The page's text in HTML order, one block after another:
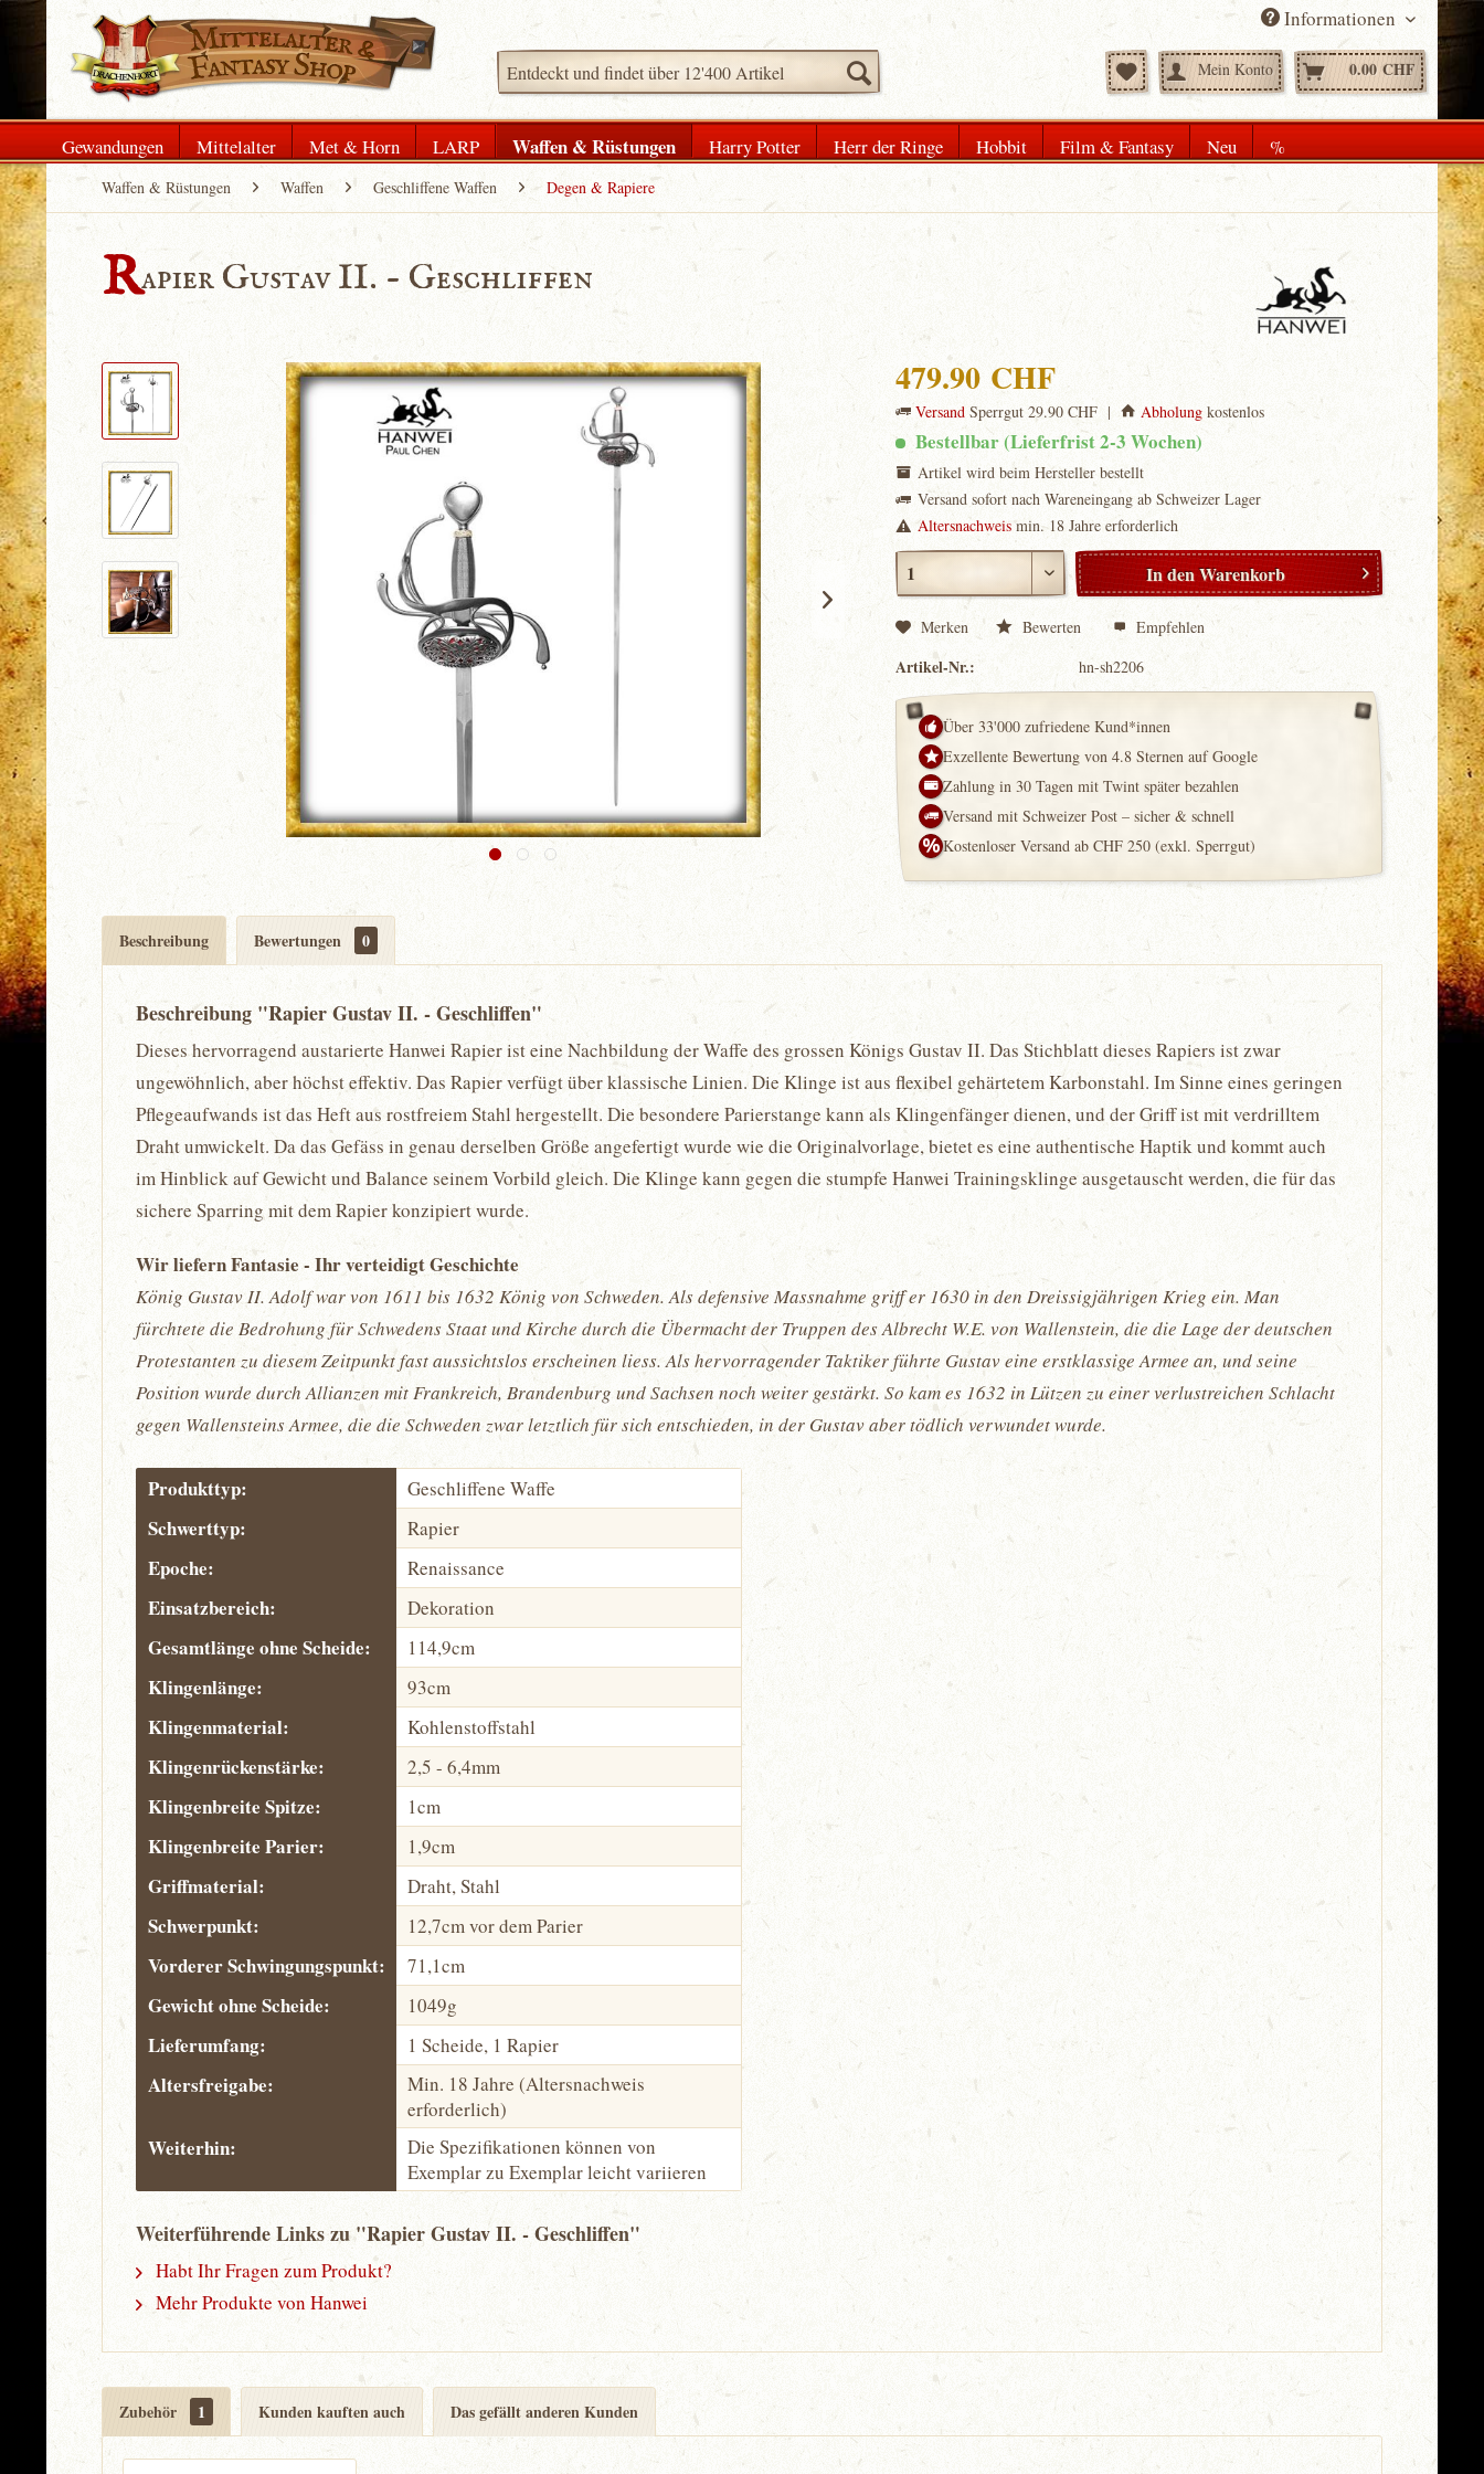
Informationen
Mein Konto 0.00 CHF
Gewandungen Mittelalter Met & Horn LARP Waffen & Rüstungen Harry Potter Herr der Ringe Hobbit Film & Fantasy Neu %
Waffen & Rüstungen Waffen Geschliffene Waffen Degen & Rapiere
Rapier Gustav II. - Geschliffen
479.90 CHF
Versand Sperrgut 29.90 CHF | Abholung kostenlos
Bestellbar (Lieferfrist 2-3 Wochen)
Artikel wird beim Hersteller bestellt
Versand sofort nach Wareneingang ab Schweizer Lager
Altersnachweis min. 18 Jahre erforderlich
In denWarenkorb
Merken Bewerten Empfehlen
Artikel-Nr.: hn-sh2206
Über 33'000 zufriedene Kund*innen
Exzellente Bewertung von 4.8 Sternen auf Google
Zahlung in 30 Tagen mit Twint später bezahlen
Versand mit Schweizer Post – sicher & schnell
Kostenloser Versand ab CHF 250 (exkl. Sperrgut)
Beschreibung Bewertungen 0
Beschreibung "Rapier Gustav II. - Geschliffen"
Dieses hervorragend austarierte Hanwei Rapier ist eine Nachbildung der Waffe des grossen Königs Gustav II. Das Stichblatt dieses Rapiers ist zwar
ungewöhnlich, aber höchst effektiv. Das Rapier verfügt über klassische Linien. Die Klinge ist aus flexibel gehärtetem Karbonstahl. Im Sinne eines geringen
Pflegeaufwands ist das Heft aus rostfreiem Stahl hergestellt. Die besondere Parierstange kann als Klingenfänger dienen, und der Griff ist mit verdrilltem
Draht umwickelt. Da das Gefäss in genau derselben Größe angefertigt wurde wie die Originalvorlage, bietet es eine authentische Haptik und kommt auch
im Hinblick auf Gewicht und Balance seinem Vorbild gleich. Die Klinge kann gegen die stumpfe Hanwei Trainingsklinge ausgetauscht werden, die für das
sichere Sparring mit dem Rapier konzipiert wurde.
Wir liefern Fantasie - Ihr verteidigt Geschichte
König Gustav II. Adolf war von 1611 bis 1632 König von Schweden. Als defensive Massnahme griff er 1630 in den Dreissigjährigen Krieg ein. Man
fürchtete die Bedrohung für Schwedens Staat und Kirche durch die Übermacht der Truppen des Albrecht W.E. von Wallenstein, die die Lage der deutschen
Protestanten zu diesem Zeitpunkt fast aussichtslos erscheinen liess. Als hervorragender Taktiker führte Gustav eine erstklassige Armee an, und seine
Position wurde durch Allianzen mit Frankreich, Brandenburg und Sachsen noch weiter gestärkt. So kam es 1632 in Lützen zu einer verlustreichen Schlacht
gegen Wallensteins Armee, die die Schweden zwar letztlich für sich entschieden, in der Gustav aber tödlich verwundet wurde.
Produkttyp: Geschliffene Waffe
Schwerttyp: Rapier
Epoche: Renaissance
Einsatzbereich: Dekoration
Gesamtlänge ohne Scheide: 114,9cm
Klingenlänge: 93cm
Klingenmaterial: Kohlenstoffstahl
Klingenrückenstärke: 2,5 - 6,4mm
Klingenbreite Spitze: 1cm
Klingenbreite Parier: 1,9cm
Griffmaterial: Draht, Stahl
Schwerpunkt: 12,7cm vor dem Parier
Vorderer Schwingungspunkt: 71,1cm
Gewicht ohne Scheide: 1049g
Lieferumfang: 1 Scheide, 1 Rapier
Altersfreigabe:
Min. 18 Jahre (Altersnachweis
erforderlich)
Weiterhin:
Die Spezifikationen können von
Exemplar zu Exemplar leicht variieren
Weiterführende Links zu "Rapier Gustav II. - Geschliffen"
Habt Ihr Fragen zum Produkt?
Mehr Produkte von Hanwei
Zubehör 1 Kunden kauften auch Das gefällt anderen Kunden